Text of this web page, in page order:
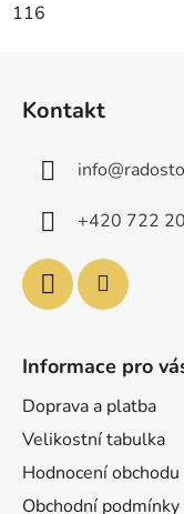
116
Kontakt
info@
+420 722
Informace pro
Doprava a platba
Velikostní tabulka
Hodnocení obchodu
Obchodní podmínky